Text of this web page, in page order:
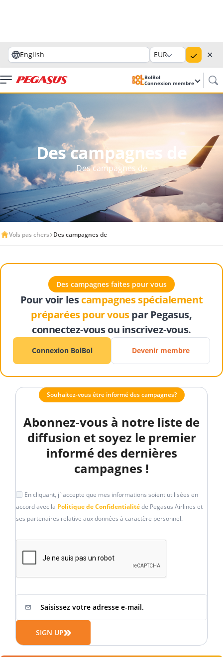
English EUR ✕
BolBol
Connexion membre
Des campagnes de
Des campagnes de
Vols pas chers Des campagnes de
Des campagnes faites pour vous
Pour voir lescampagnes spécialement
préparées pour vouspar Pegasus,
connectez-vous ou inscrivez-vous.
Connexion BolBol Devenir membre
Souhaitez-vous être informé des campagnes?
Abonnez-vous à notre liste de
diffusion et soyez le premier
informé des dernières
campagnes !
En cliquant, j`accepte que mes informations soient utilisées en
accord avec la Politique de Confidentialitéde Pegasus Airlines et
ses partenaires relative aux données à caractère personnel.
SIGN UP